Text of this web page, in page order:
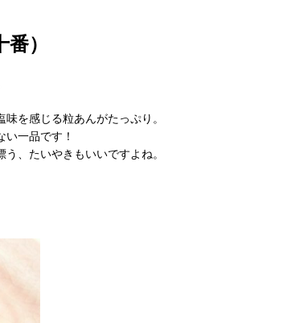
）
を感じる粒あんがたっぷり。
一品です！
、たいやきもいいですよね。